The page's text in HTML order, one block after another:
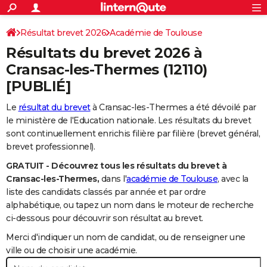
ACTUALITÉS
Politique
Société
Faits Divers
Education
Monde
Villes
+
SPORT
Coupe du monde 2026
Football
Tennis
Cyclisme
Rugby
Forum
Programme TV
TNT
Streaming
Cinéma
Sorties cinéma
Musique
+FINANCE
Retraite
Impôts
Epargne
Immobilier
Risques naturels par ville
Banque
Assurance
Crédit
AUTO
Essais
Réserver un essai
Citadines
Berlines
SUV
Forum auto
+
HIGH-TECH
Forum
Aménagement intérieur
Extérieur
Cuisine
Salle de bains
Jardinage
Rangement
+WEEK-END
Guides de France
Escapades
Patrimoine
Expositions
Musées
Week-end nature
+
LIFESTYLE
SANTE
Alimentation
Guide de la santé
Maladies
Médicaments
Sommeil
+VOYAGE
S'inscrire
Connexion
Résultat brevet 2026 Académie de Toulouse
Résultats du brevet 2026 à
Cransac-les-Thermes(12110)
[PUBLIÉ]
Le résultat du brevetà Cransac-les-Thermes a été dévoilé par
le ministère de l'Education nationale. Les résultats du brevet
sont continuellement enrichis filière par filière (brevet général,
brevet professionnel).
GRATUIT - Découvrez tous les résultats du brevet à
Cransac-les-Thermes, dans l'académie de Toulouse, avec la
liste des candidats classés par année et par ordre
alphabétique, ou tapez un nom dans le moteur de recherche
ci-dessous pour découvrir son résultat au brevet.
Merci d'indiquer un nom de candidat, ou de renseigner une
ville ou de choisir une académie.